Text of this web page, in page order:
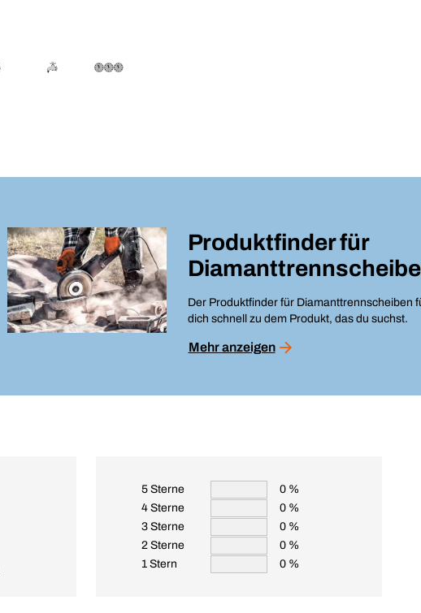
Produktfinder für
Der Produktfinder für Diamanttrennscheiben
dich schnell zu dem Produkt, das du suchst.
Mehr anzeigen
5 Sterne
0 %
4 Sterne
0 %
3 Sterne
0 %
2 Sterne
0 %
1 Stern
0 %